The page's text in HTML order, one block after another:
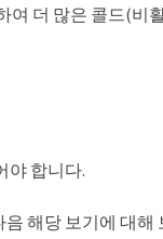
더 많은 콜드(비
야 합니다.
해당 보기에 대